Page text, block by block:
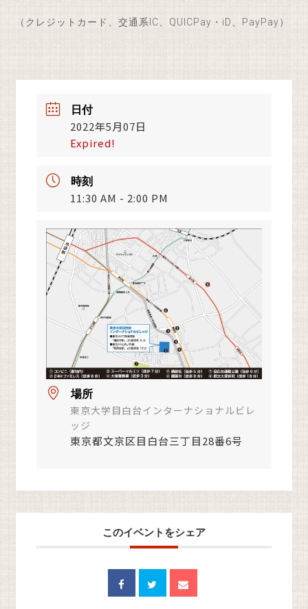
（クレジットカード、交通系IC、QUICPay・iD、PayPay）
日付
2022年5月07日
Expired!
時刻
11:30 AM - 2:00 PM
場所
東京大学目白台インターナショナルビレ
ッジ
東京都文京区目白台三丁目28番6号
このイベントをシェア